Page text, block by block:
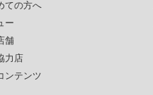
ての方へ
ー
舗
力店
ンテンツ